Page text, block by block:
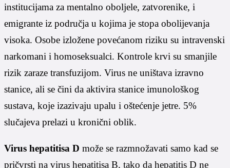
institucijama za mentalno oboljele, zatvorenike, i
emigrante iz područja u kojima je stopa obolijevanja
visoka. Osobe izložene povećanom riziku su intravenski
narkomani i homoseksualci. Kontrole krvi su smanjile
rizik zaraze transfuzijom. Virus ne uništava izravno
stanice, ali se čini da aktivira stanice imunološkog
sustava, koje izazivaju upalu i oštećenje jetre. 5%
slučajeva prelazi u kronični oblik.
Virus hepatitisa D može se razmnožavati samo kad se
pričvrsti na virus hepatitisa B, tako da hepatitis D ne